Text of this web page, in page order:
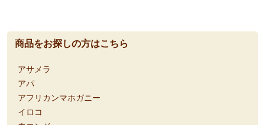
商品をお探しの方はこちら
アサメラ
アパ
アフリカンマホガニー
イロコ